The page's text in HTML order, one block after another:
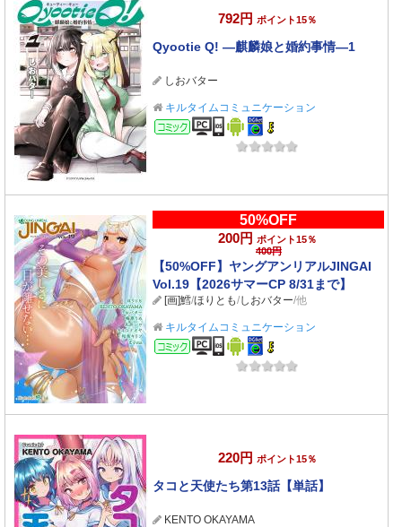
792円 ポイント15％
Qyootie Q! ―麒麟娘と婚約事情―1
しおバター
キルタイムコミュニケーション
コミック
50%OFF
200円 ポイント15％
400円
【50%OFF】ヤングアンリアルJINGAI
Vol.19【2026サマーCP 8/31まで】
[画]鱈/ほりとも/しおバター/他
キルタイムコミュニケーション
コミック
220円 ポイント15％
タコと天使たち第13話【単話】
KENTO OKAYAMA